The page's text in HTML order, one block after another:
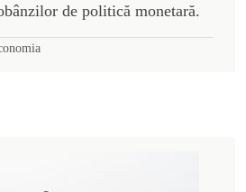
de politică monetară.